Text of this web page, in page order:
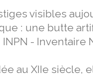
visibles
: une butte
- Inventaire
au XIIe siècle,